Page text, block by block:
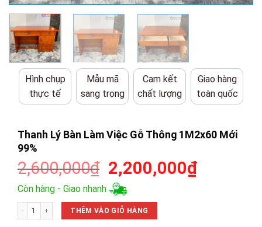
Hình chụp
thực tế
Mẫu mã
sang trọng
Cam kết
chất lượng
Giao hàng
toàn quốc
Thanh Lý Bàn Làm Việc Gỗ Thông 1M2x60 Mới
99%
2,600,000₫ Giá
gốc
là:
2,600,000₫.
2,200,000₫Giá
Còn hàng - Giao nhanh
Thanh Lý Bàn Làm Việc Gỗ Thông 1M2x60 Mới 99% số lượng
THÊM VÀO GIỎ HÀNG